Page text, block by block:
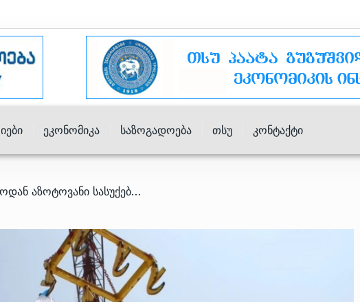
Ეკონომიკა Საზოგადოება Თსუ Კონტაქტი
/ საქართველოდან აზოტოვანი სასუქების ექსპორტი 12%-ით გაიზარდა